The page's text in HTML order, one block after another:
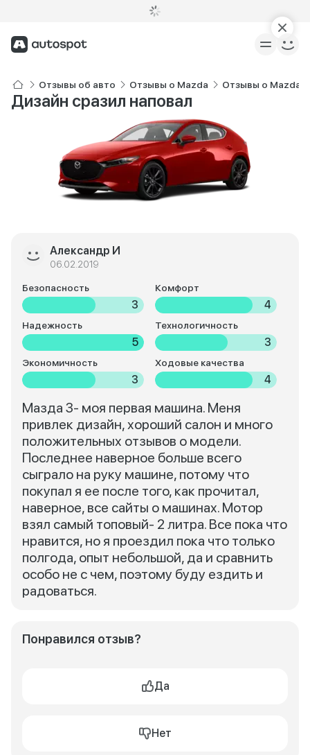
Отзывы об авто Отзывы о Mazda Отзывы о Mazda 3
Дизайн сразил наповал
Александр И
06.02.2019
Безопасность
3
Комфорт
4
Надежность
5
Технологичность
3
Экономичность
3
Ходовые качества
4
Мазда 3- моя первая машина. Меня
привлек дизайн, хороший салон и много
положительных отзывов о модели.
Последнее наверное больше всего
сыграло на руку машине, потому что
покупал я ее после того, как прочитал,
наверное, все сайты о машинах. Мотор
взял самый топовый- 2 литра. Все пока что
нравится, но я проездил пока что только
полгода, опыт небольшой, да и сравнить
особо не с чем, поэтому буду ездить и
радоваться.
Понравился отзыв?
Да
Нет